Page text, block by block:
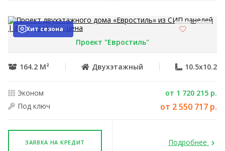
Хит сезона
Проект "Евростиль"
164.2 М² Двухэтажный 10.5x10.2
Эконом
от 1 720 215 р.
Под ключ
от 2 550 717 р.
ЗАЯВКА НА КРЕДИТ Подробнее